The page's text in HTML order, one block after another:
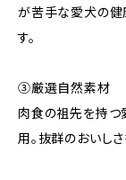
が苦手な愛犬の健
す。
③厳選自然素材
肉食の祖先を持つ
用。抜群のおいし